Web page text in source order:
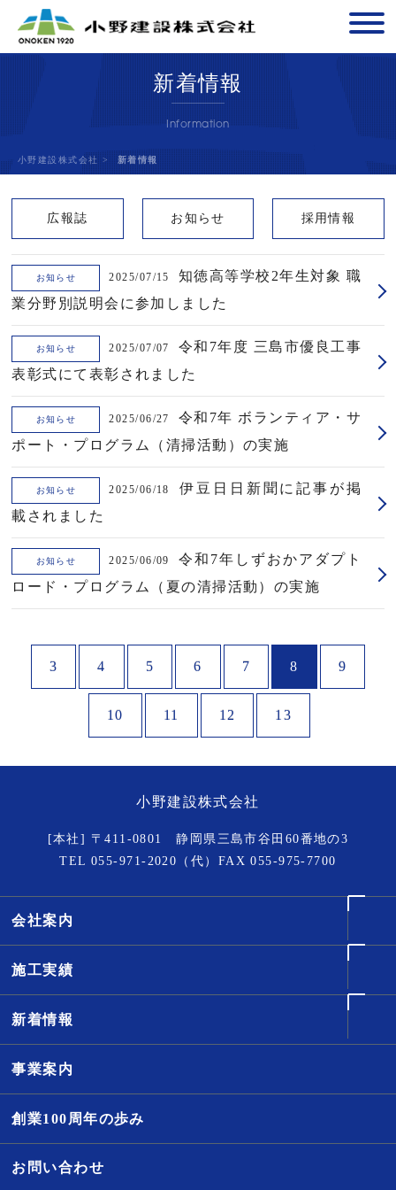
新着情報
Information
小野建設株式会社 > 新着情報
広報誌 お知らせ 採用情報
お知らせ 2025/07/15
知徳高等学校2年生対象 職
業分野別説明会に参加しました
お知らせ 2025/07/07
令和7年度 三島市優良工事
表彰式にて表彰されました
お知らせ 2025/06/27
令和7年 ボランティア・サ
ポート・プログラム（清掃活動）の実施
お知らせ 2025/06/18
伊豆日日新聞に記事が掲
載されました
お知らせ 2025/06/09
令和7年しずおかアダプト
ロード・プログラム（夏の清掃活動）の実施
3 4 5 6 7 8 9
10 11 12 13
小野建設株式会社
[本社] 〒411-0801 静岡県三島市谷田60番地の3
TEL055-971-2020 （代）FAX 055-975-7700
会社案内
施工実績
新着情報
事業案内
創業100周年の歩み
お問い合わせ